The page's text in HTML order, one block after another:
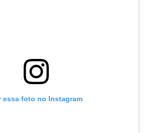
essa foto no Instagram